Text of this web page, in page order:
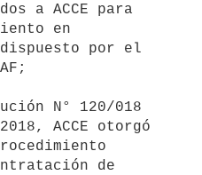
a ACCE para
en
por el
ACCE otorgó
de